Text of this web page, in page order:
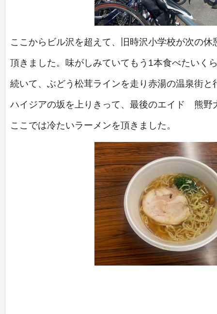
ここからビル沢を超えて、旧時沢小学校が次の
頂きました。味がしみていてもう1本食べたいく
続いて、ぶどう松茸ラインを走り赤湯の温泉街と
ハイジアの坂を上りきって、最後のエイド 熊野
ここでは冷たいラーメンを頂きました。